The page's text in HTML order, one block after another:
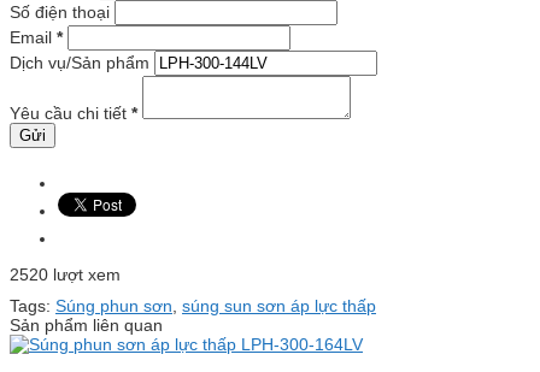
Số điện thoại
Email *
Dịch vụ/Sản phẩm
Yêu cầu chi tiết *
2520 lượt xem
Tags: Súng phun sơn súng sun sơn áp lực thấp
Sản phẩm liên quan